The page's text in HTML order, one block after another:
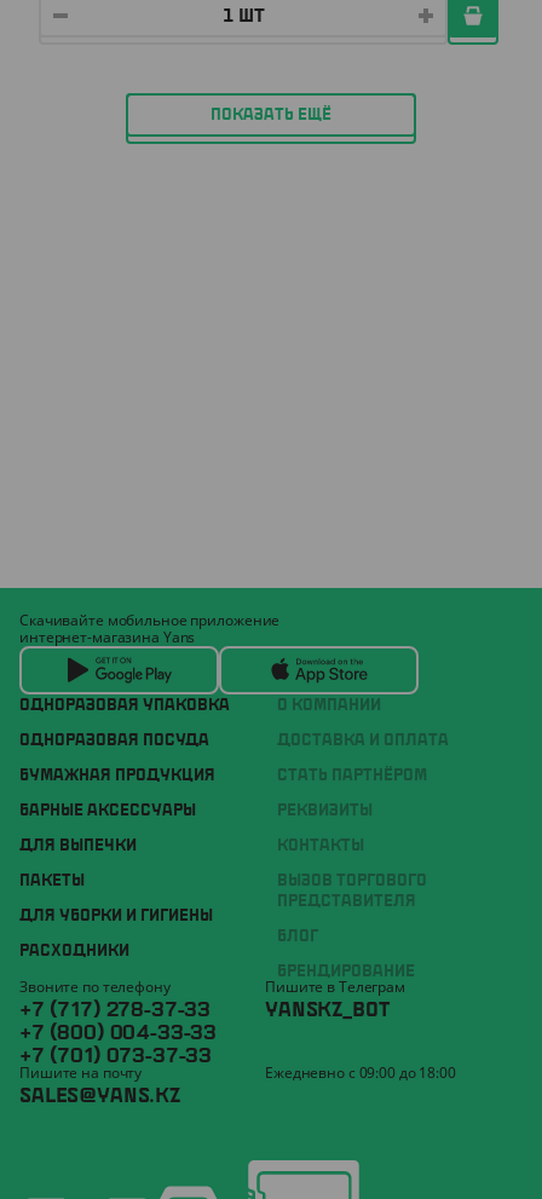
ПОКАЗАТЬ ЕЩЁ
ОДНОРАЗОВАЯ УПАКОВКА
ОДНОРАЗОВАЯ ПОСУДА
БУМАЖНАЯ ПРОДУКЦИЯ
БАРНЫЕ АКСЕССУАРЫ
ДЛЯ ВЫПЕЧКИ
ПАКЕТЫ
ДЛЯ УБОРКИ И ГИГИЕНЫ
РАСХОДНИКИ
О КОМПАНИИ
ДОСТАВКА И ОПЛАТА
СТАТЬ ПАРТНЁРОМ
РЕКВИЗИТЫ
КОНТАКТЫ
ВЫЗОВ ТОРГОВОГО
ПРЕДСТАВИТЕЛЯ
БЛОГ
БРЕНДИРОВАНИЕ
Скачивайте мобильное приложение
интернет-магазина Yans
Звоните по телефону
+7 (717) 278-37-33
+7 (800) 004-33-33
+7 (701) 073-37-33
Пишите в Телеграм
YANSKZ_BOT
Пишите на почту
SALES@YANS.KZ
Ежедневно с 09:00 до 18:00